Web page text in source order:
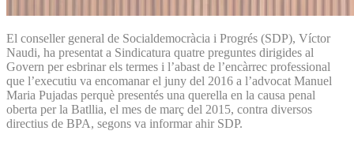
El conseller general de Socialdemocràcia i Progrés (SDP), Víctor
Naudi, ha presentat a Sindicatura quatre preguntes dirigides al
Govern per esbrinar els termes i l’abast de l’encàrrec professional
que l’executiu va encomanar el juny del 2016 a l’advocat Manuel
Maria Pujadas perquè presentés una querella en la causa penal
oberta per la Batllia, el mes de març del 2015, contra diversos
directius de BPA, segons va informar ahir SDP.